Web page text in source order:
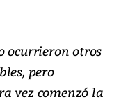
ocurrieron otros
pero
vez comenzó la